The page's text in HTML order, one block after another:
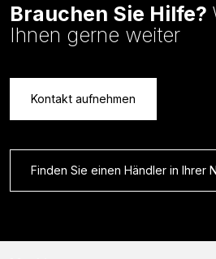
Brauchen Sie Hilfe?
Ihnen gerne weiter
Kontakt aufnehmen
Finden Sie einen Händler in Ihrer